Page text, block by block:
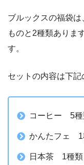
ブルックスの福袋は
ものと2種類ありま
す。
セットの内容は下記
コーヒー 5種
かんたフェ 1
日本茶 1種類